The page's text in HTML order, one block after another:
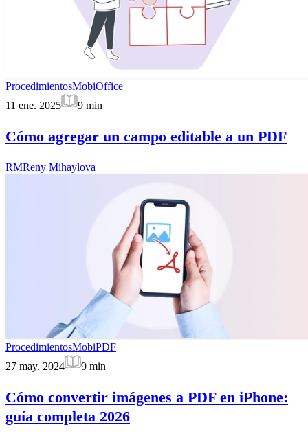
ProcedimientosMobiOffice
11 ene. 2025
9 min
Cómo agregar un campo editable a un PDF
RMReny Mihaylova
ProcedimientosMobiPDF
27 may. 2024
9 min
Cómo convertir imágenes a PDF en iPhone:
guía completa 2026